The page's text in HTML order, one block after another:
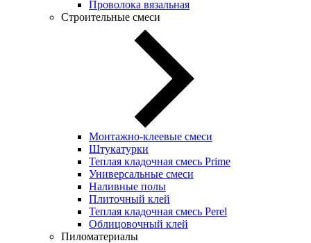
Проволока вязальная
Строительные смеси
Монтажно-клеевые смеси
Штукатурки
Теплая кладочная смесь Prime
Универсальные смеси
Наливные полы
Плиточный клей
Теплая кладочная смесь Perel
Облицовочный клей
Пиломатериалы